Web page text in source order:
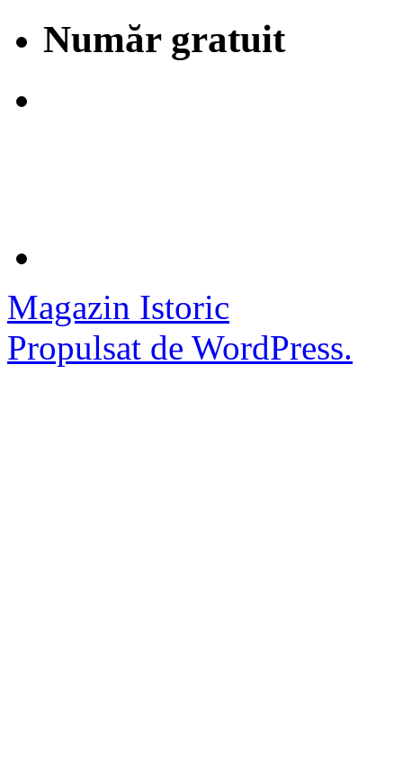
Număr gratuit
Magazin Istoric
Propulsat de WordPress.